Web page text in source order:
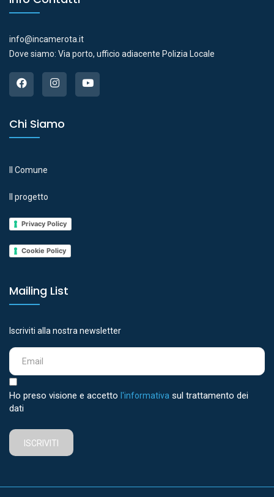
info@incamerota.it
Dove siamo: Via porto, ufficio adiacente Polizia Locale
Chi Siamo
Il Comune
Il progetto
Privacy Policy
Cookie Policy
Mailing List
Iscriviti alla nostra newsletter
Ho preso visione e accetto l'informativa sul trattamento dei
dati
ISCRIVITI